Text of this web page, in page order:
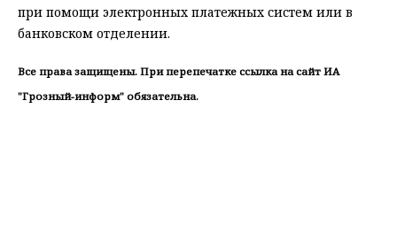
при помощи электронных платежных систем или в
банковском отделении.
Все права защищены. При перепечатке ссылка на сайт ИА
"Грозный-информ" обязательна.